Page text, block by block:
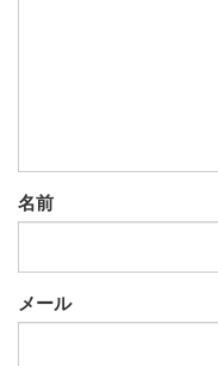
名前
メール